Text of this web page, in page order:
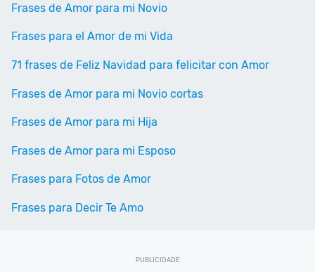
Frases de Amor para mi Novio
Frases para el Amor de mi Vida
71 frases de Feliz Navidad para felicitar con Amor
Frases de Amor para mi Novio cortas
Frases de Amor para mi Hija
Frases de Amor para mi Esposo
Frases para Fotos de Amor
Frases para Decir Te Amo